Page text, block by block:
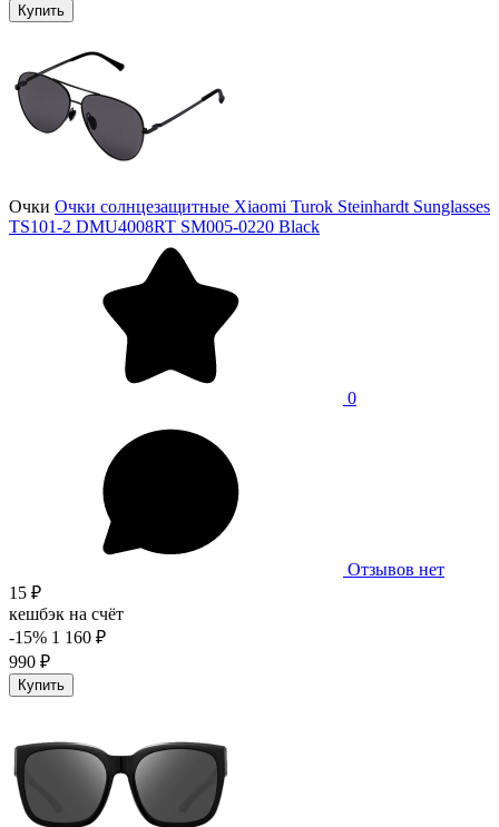
Купить
Очки Очки солнцезащитные Xiaomi Turok Steinhardt Sunglasses
TS101-2 DMU4008RT SM005-0220 Black
0
Отзывов нет
15 ₽
кешбэк на счёт
-15% 1 160 ₽
990 ₽
Купить